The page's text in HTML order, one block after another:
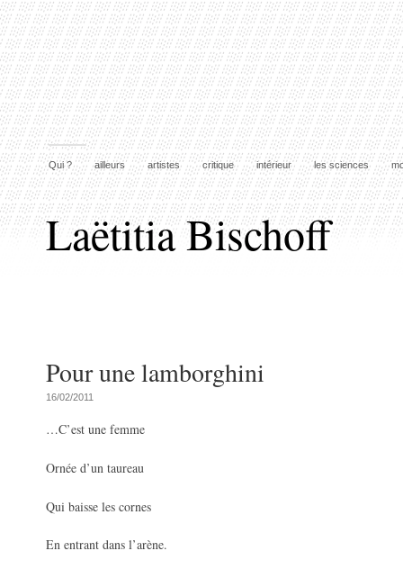
Qui ? ailleurs artistes critique intérieur les sciences
Laëtitia Bischoff
Pour une lamborghini
16/02/2011
…C’est une femme
Ornée d’un taureau
Qui baisse les cornes
En entrant dans l’arène.